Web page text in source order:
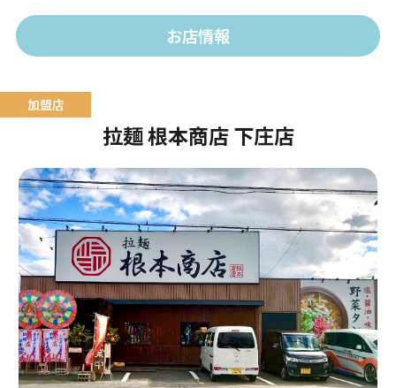
お店情報
拉麺 根本商店 下庄店